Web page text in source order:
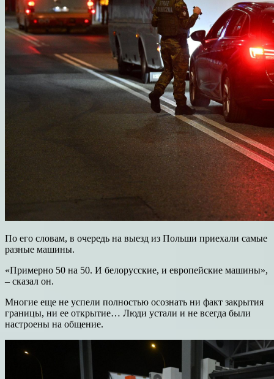
По его словам, в очередь на выезд из Польши приехали самые
разные машины.
«Примерно 50 на 50. И белорусские, и европейские машины»,
– сказал он.
Многие еще не успели полностью осознать ни факт закрытия
границы, ни ее открытие… Люди устали и не всегда были
настроены на общение.